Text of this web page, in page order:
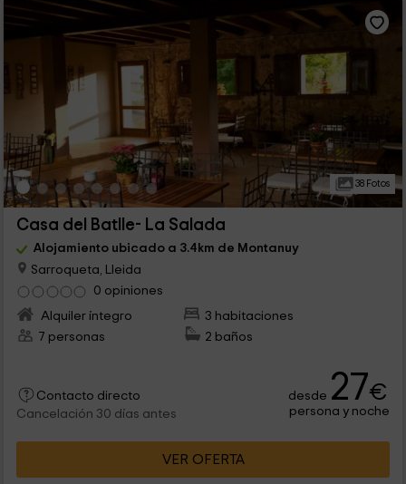
38 Fotos
Casa del Batlle- La Salada
Alojamiento ubicado a 3.4km de Montanuy
Sarroqueta, Lleida
0 opiniones
Alquiler íntegro
3 habitaciones
7 personas
2 baños
Contacto directo
Cancelación 30 días antes
desde 27€
persona y noche
VER OFERTA